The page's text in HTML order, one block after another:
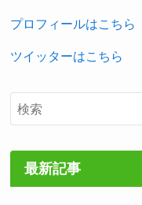
プロフィールはこちら
ツイッターはこちら
最新記事